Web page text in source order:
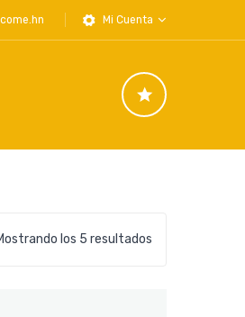
Mi Cuenta
los 5 resultados